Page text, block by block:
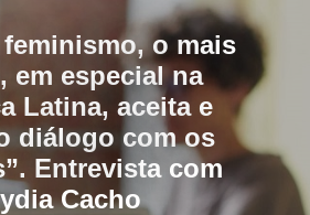
o mais
em especial na
Latina, aceita e
diálogo com os
Entrevista com
Cacho